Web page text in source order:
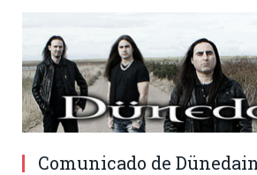
Comunicado de